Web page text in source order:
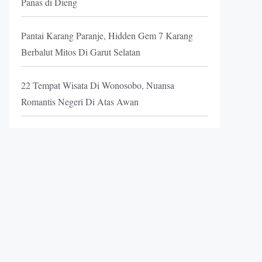
Pantai Karang Paranje, Hidden Gem 7 Karang
Berbalut Mitos Di Garut Selatan
22 Tempat Wisata Di Wonosobo, Nuansa
Romantis Negeri Di Atas Awan